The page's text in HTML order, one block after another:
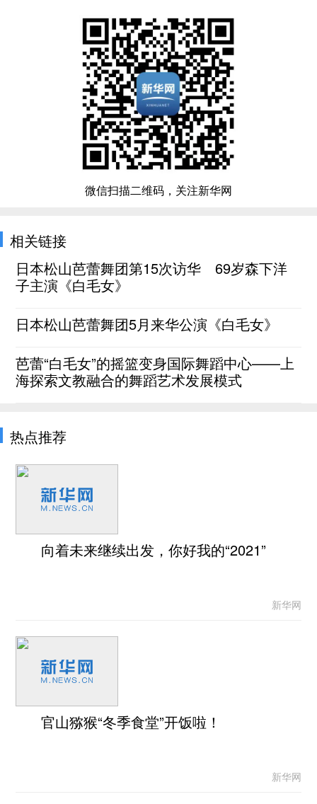
微信扫描二维码，关注新华网
相关链接
日本松山芭蕾舞团第15次访华 69岁森下洋
子主演《白毛女》
日本松山芭蕾舞团5月来华公演《白毛女》
芭蕾“白毛女”的摇篮变身国际舞蹈中心——上
海探索文教融合的舞蹈艺术发展模式
热点推荐
向着未来继续出发，你好我的“2021”
新华网
官山猕猴“冬季食堂”开饭啦！
新华网